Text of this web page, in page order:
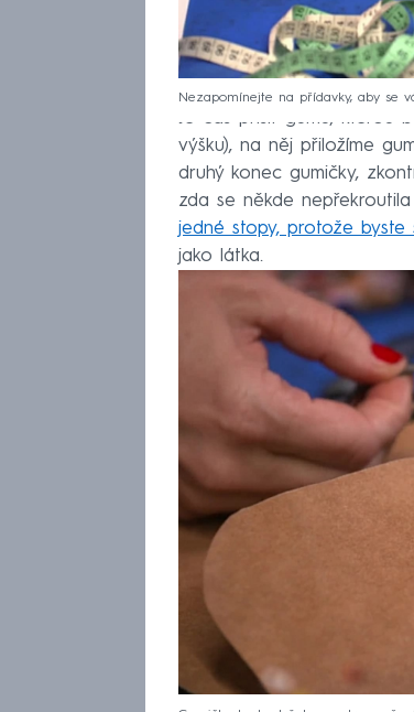
Nezapomínejte na přídavky, aby se
Je čas přišít gumu, kterou
výšku), na něj přiložíme
druhý konec gumičky,
zda se někde
jedné stopy, protože byste
jako látka.